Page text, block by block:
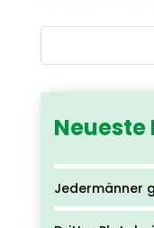
Jedermänner